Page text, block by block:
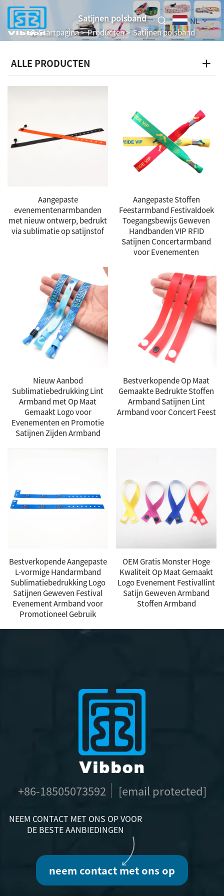
NL
Satijnen polsband
Startpagina>Producten>Satijnen polsband
ALLE PRODUCTEN
Aangepaste
evenementenarmbanden
met nieuw ontwerp, bedrukt
via sublimatie op satijnstof
Aangepaste Stoffen
Feestarmband Festivaldoek
Toegangsbewijs Geweven
Handbanden VIP RFID
Satijnen Concertarmband
voor Evenementen
Nieuw Aanbod
Sublimatiebedrukking Lint
Armband met Op Maat
Gemaakt Logo voor
Evenementen en Promotie
Satijnen Zijden Armband
Bestverkopende Op Maat
Gemaakte Bedrukte Stoffen
Armband Satijnen Lint
Armband voor Concert Feest
Bestverkopende Aangepaste
L-vormige Handarmband
Sublimatiebedrukking Logo
Satijnen Geweven Festival
Evenement Armband voor
Promotioneel Gebruik
OEM Gratis Monster Hoge
Kwaliteit Op Maat Gemaakt
Logo Evenement Festivallint
Satijn Geweven Armband
Stoffen Armband
+86-18505073592 [email protected]
NEEM CONTACT MET ONS OP VOOR
DE BESTE AANBIEDINGEN
neem contact met ons op